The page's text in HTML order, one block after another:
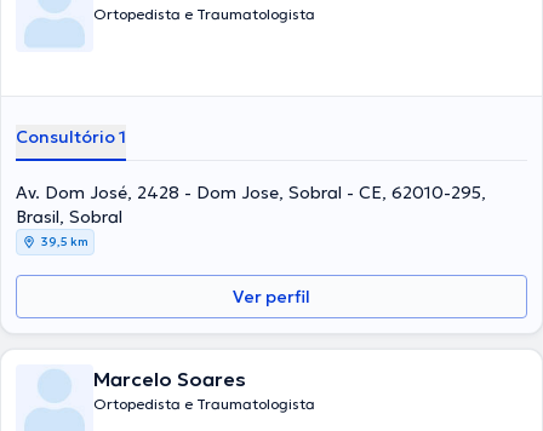
Ortopedista e Traumatologista
Consultório 1
Av. Dom José, 2428 - Dom Jose, Sobral - CE, 62010-295,
Brasil, Sobral
39,5 km
Ver perfil
Marcelo Soares
Ortopedista e Traumatologista